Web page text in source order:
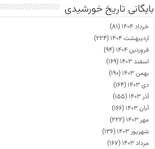
بایگانی تاریخ خورشیدی
خرداد ۱۴۰۴
(۸۱)
اردیبهشت ۱۴۰۴
(۲۲۴)
فروردین ۱۴۰۴
(۹۴)
اسفند ۱۴۰۳
(۱۶۹)
بهمن ۱۴۰۳
(۱۹۰)
دی ۱۴۰۳
(۱۶۴)
آذر ۱۴۰۳
(۱۵۵)
آبان ۱۴۰۳
(۱۶۶)
مهر ۱۴۰۳
(۲۲۲)
شهریور ۱۴۰۳
(۱۳۶)
مرداد ۱۴۰۳
(۱۶۷)